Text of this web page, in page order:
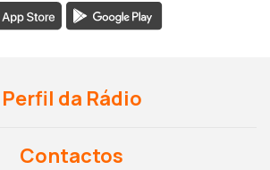
Perfil da Rádio
Contactos